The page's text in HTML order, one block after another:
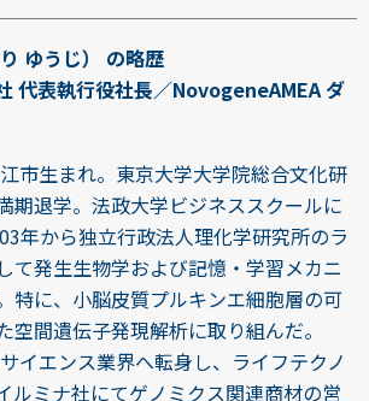
ゆうじ） の略歴
代表執行役社長／NovogeneAMEA ダ
市生まれ。東京大学大学院総合文化研
期退学。法政大学ビジネススクールに
年から独立行政法人理化学研究所のラ
て発生生物学および記憶・学習メカニ
特に、小脳皮質プルキンエ細胞層の可
空間遺伝子発現解析に取り組んだ。
イエンス業界へ転身し、ライフテクノ
ルミナ社にてゲノミクス関連商材の営